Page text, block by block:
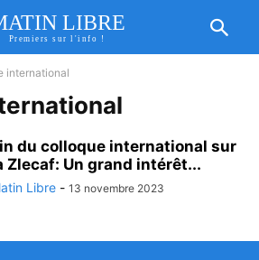
LIBRE
Premiers sur l'info !
international
du colloque international sur
Zlecaf: Un grand intérêt...
Libre - 13 novembre 2023